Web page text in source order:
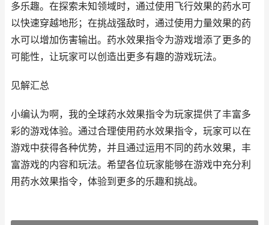
多乐趣。在探索未知领域时，通过使用飞行效果的药水可
以快速穿越地形；在挑战强敌时，通过使用力量效果的药
水可以增加伤害输出。药水效果指令为游戏增添了更多的
可能性，让玩家可以创造出更多有趣的游戏玩法。
见解汇总
小编认为啊，我的全球药水效果指令为玩家提供了丰富多
彩的游戏体验。通过合理使用药水效果指令，玩家可以在
游戏中获得各种优势，并且通过运用不同的药水效果，丰
富游戏的内容和玩法。希望各位玩家能够在游戏中充分利
用药水效果指令，体验到更多的乐趣和挑战。